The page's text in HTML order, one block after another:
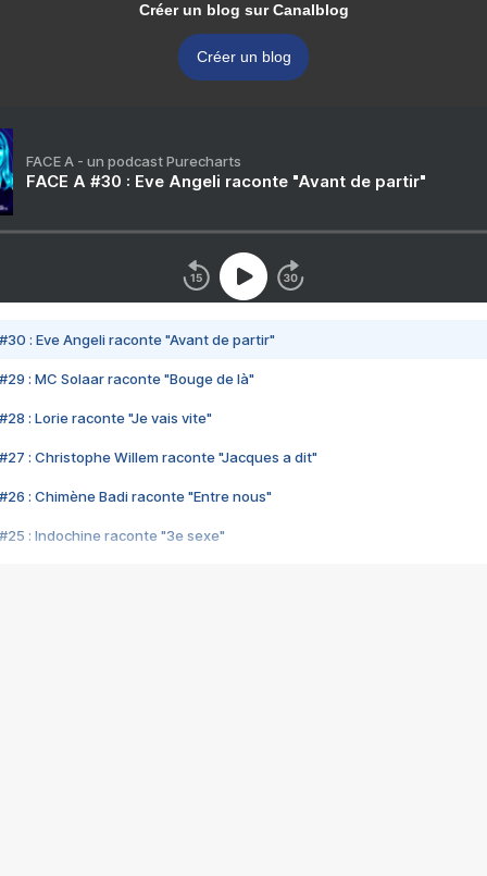
Créer un blog sur Canalblog
Créer un blog
FACE A - un podcast Purecharts
FACE A #30 : Eve Angeli raconte "Avant de partir"
#30 : Eve Angeli raconte "Avant de partir"
#29 : MC Solaar raconte "Bouge de là"
#28 : Lorie raconte "Je vais vite"
#27 : Christophe Willem raconte "Jacques a dit"
#26 : Chimène Badi raconte "Entre nous"
#25 : Indochine raconte "3e sexe"